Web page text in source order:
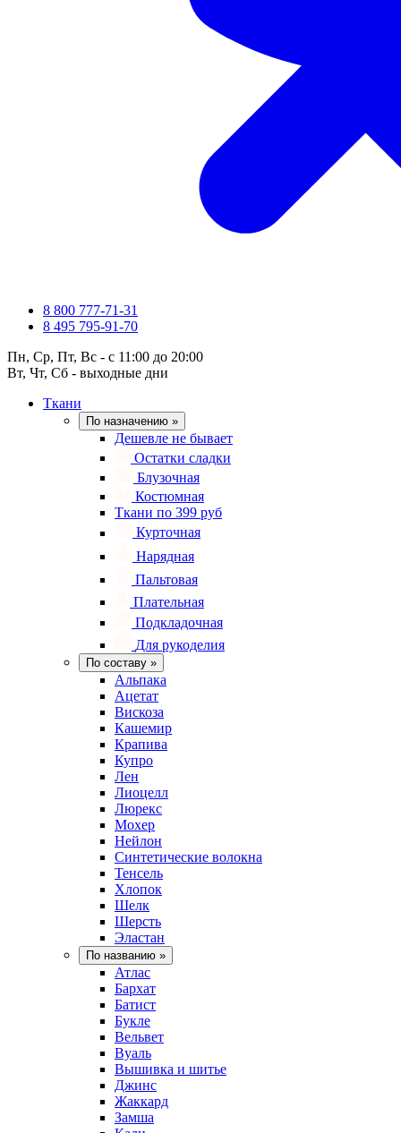
8 800 777-71-31
8 495 795-91-70
Пн, Ср, Пт, Вс - с 11:00 до 20:00
Вт, Чт, Сб - выходные дни
Ткани
По назначению »
Дешевле не бывает
Остатки сладки
Блузочная
Костюмная
Ткани по 399 руб
Курточная
Нарядная
Пальтовая
Плательная
Подкладочная
Для рукоделия
По составу »
Альпака
Ацетат
Вискоза
Кашемир
Крапива
Купро
Лен
Лиоцелл
Люрекс
Мохер
Нейлон
Синтетические волокна
Тенсель
Хлопок
Шелк
Шерсть
Эластан
По названию »
Атлас
Бархат
Батист
Букле
Вельвет
Вуаль
Вышивка и шитье
Джинс
Жаккард
Замша